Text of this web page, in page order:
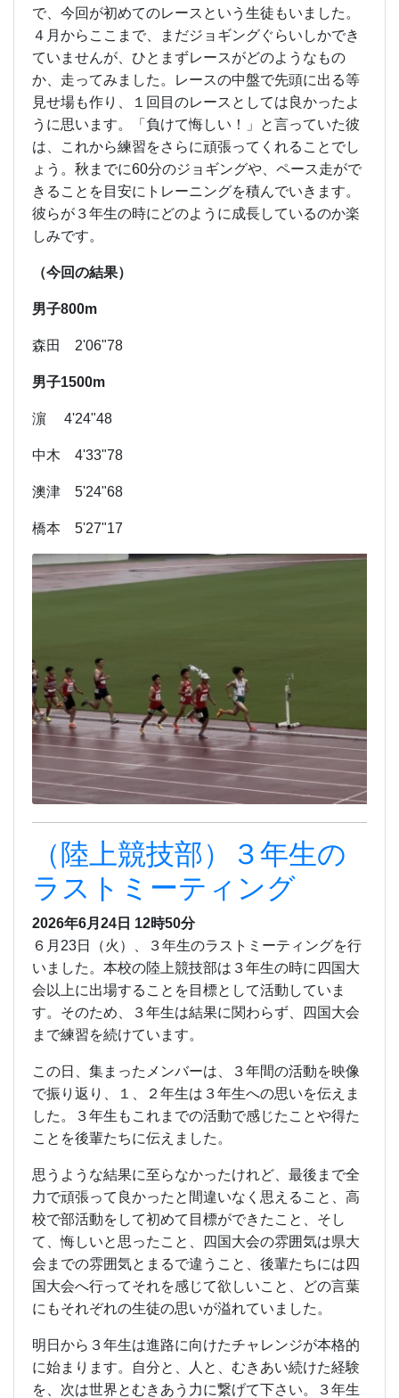
で、今回が初めてのレースという生徒もいました。
４月からここまで、まだジョギングぐらいしかでき
ていませんが、ひとまずレースがどのようなもの
か、走ってみました。レースの中盤で先頭に出る等
見せ場も作り、１回目のレースとしては良かったよ
うに思います。「負けて悔しい！」と言っていた彼
は、これから練習をさらに頑張ってくれることでし
ょう。秋までに60分のジョギングや、ペース走がで
きることを目安にトレーニングを積んでいきます。
彼らが３年生の時にどのように成長しているのか楽
しみです。
（今回の結果）
男子800m
森田 2'06"78
男子1500m
濵 4'24"48
中木 4'33"78
澳津 5'24"68
橋本 5'27"17
（陸上競技部）３年生の
ラストミーティング
2026年6月24日 12時50分
６月23日（火）、３年生のラストミーティングを行
いました。本校の陸上競技部は３年生の時に四国大
会以上に出場することを目標として活動していま
す。そのため、３年生は結果に関わらず、四国大会
まで練習を続けています。
この日、集まったメンバーは、３年間の活動を映像
で振り返り、１、２年生は３年生への思いを伝えま
した。３年生もこれまでの活動で感じたことや得た
ことを後輩たちに伝えました。
思うような結果に至らなかったけれど、最後まで全
力で頑張って良かったと間違いなく思えること、高
校で部活動をして初めて目標ができたこと、そし
て、悔しいと思ったこと、四国大会の雰囲気は県大
会までの雰囲気とまるで違うこと、後輩たちには四
国大会へ行ってそれを感じて欲しいこと、どの言葉
にもそれぞれの生徒の思いが溢れていました。
明日から３年生は進路に向けたチャレンジが本格的
に始まります。自分と、人と、むきあい続けた経験
を、次は世界とむきあう力に繋げて下さい。３年生